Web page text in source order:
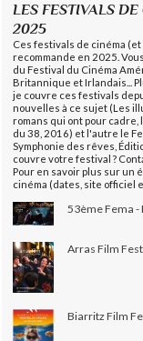
LES FESTIVALS
2025
Ces festivals de cinéma
recommande en 2025.
du Festival du Cinéma
Britannique et Irlandais...
je couvre ces festivals
nouvelles à ce sujet (Les
romans qui ont pour cadre,
du 38, 2016) et l'autre le
Symphonie des rêves,
couvre votre festival ?
Pour en savoir plus sur un
cinéma (dates, site officiel
53ème Fema -
Arras Film
Biarritz Film